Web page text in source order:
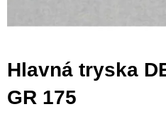
Hlavná tryska
GR 175